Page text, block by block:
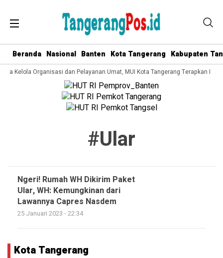
Beranda Nasional Banten Kota Tangerang Kabupaten
Kelola Organisasi dan Pelayanan Umat, MUI Kota Tangerang Terapkan ISO
#ular
Ngeri! Rumah WH Dikirim Paket
Ular, WH: Kemungkinan dari
Lawannya Capres Nasdem
25 Januari 2023 - 22:34
Kota Tangerang